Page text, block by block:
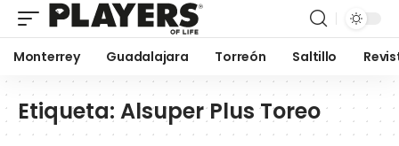
Monterrey Guadalajara Torreón Saltillo
Etiqueta: Alsuper Plus Toreo